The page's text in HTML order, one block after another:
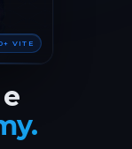
VITE